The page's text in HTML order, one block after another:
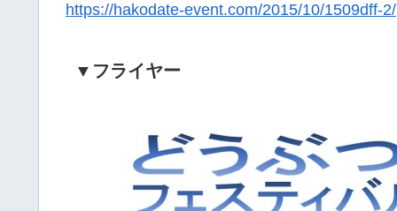
https://hakodate-event.com/2015/10/1509dff-2/
▼フライヤー